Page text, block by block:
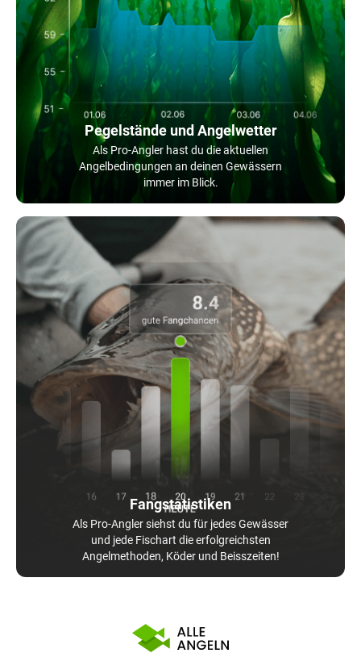
Pegelstände und Angelwetter
Als Pro-Angler hast du die aktuellen
Angelbedingungen an deinen Gewässern
immer im Blick.
Fangstatistiken
Als Pro-Angler siehst du für jedes Gewässer
und jede Fischart die erfolgreichsten
Angelmethoden, Köder und Beisszeiten!